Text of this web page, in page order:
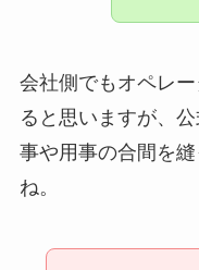
会社側でもオペレ
ると思いますが、
事や用事の合間を
ね。